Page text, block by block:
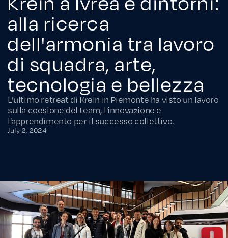
alla ricerca
dell'armonia tra lavoro
di squadra, arte,
tecnologia e bellezza
L’ultimo retreat di Krein in Piemonte ha visto un lavoro
sulla coesione del team, l'innovazione e
l'apprendimento per il successo collettivo.
July 2, 2024